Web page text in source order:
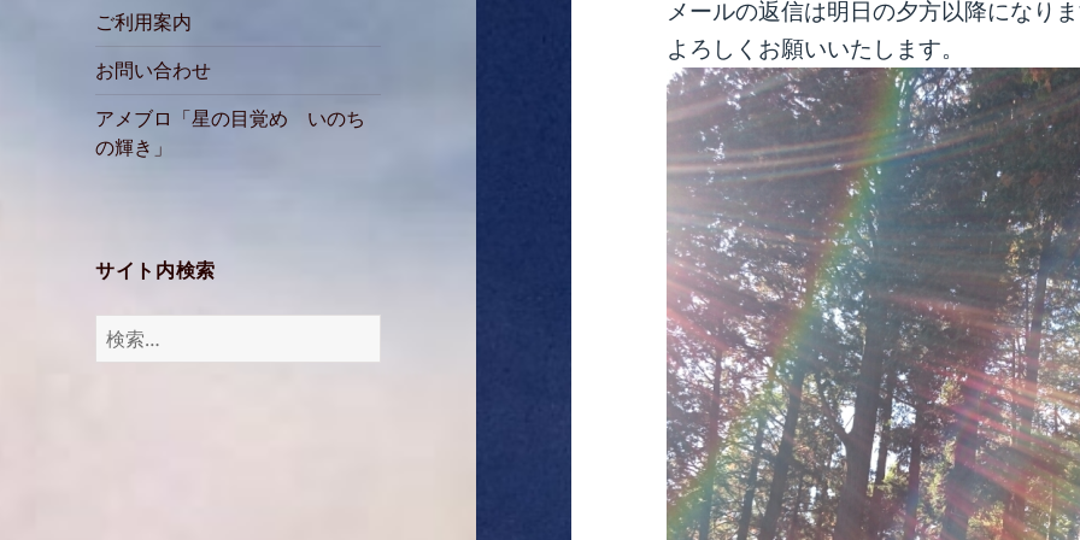
ご利用案内
お問い合わせ
アメブロ「星の目覚め いのち
の輝き」
サイト内検索
検
索:
メールの返信は明日の夕方以降になり
よろしくお願いいたします。